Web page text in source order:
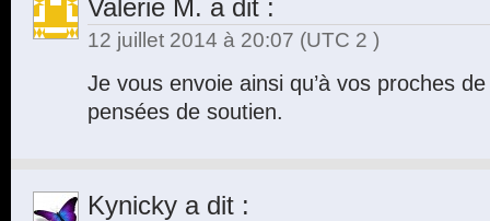
Valerie M. a dit :
12 juillet 2014 à 20:07 (UTC 2 )
Je vous envoie ainsi qu’à vos proches
pensées de soutien.
Kynicky a dit :